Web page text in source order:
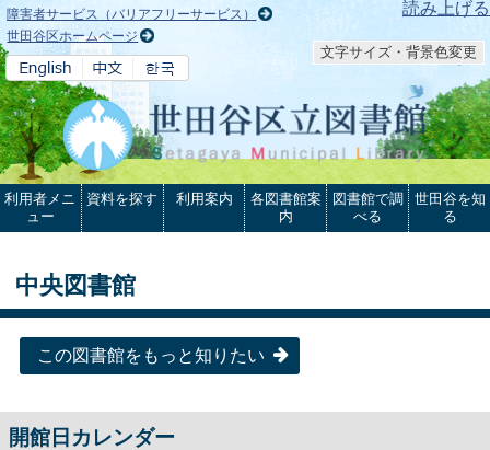
本文へ 読み上げる
障害者サービス（バリアフリーサービス）
世田谷区ホームページ
文字サイズ・背景色変更
利用者メニ
ュー
資料を探す 利用案内
各図書館案
内
図書館で調
べる
世田谷を知
る
中央図書館
この図書館をもっと知りたい
開館日カレンダー